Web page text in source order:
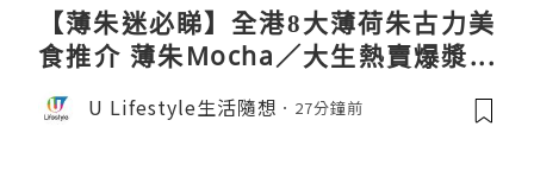
【薄朱迷必睇】全港8大薄荷朱古力美
食推介 薄朱Mocha／大生熱賣爆漿蛋
卷／Donki銅鑼燒
U Lifestyle生活隨想 27分鐘前